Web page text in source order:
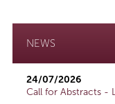
NEWS
24/07/2026
Call for Abstracts -